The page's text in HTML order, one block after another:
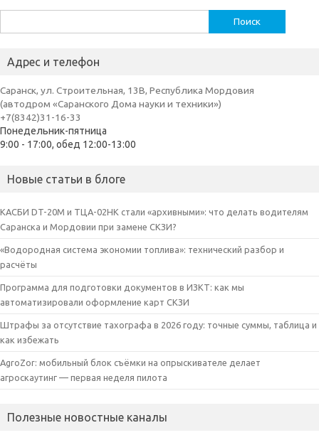
Адрес и телефон
Саранск, ул. Строительная, 13В, Республика Мордовия
(автодром «Саранского Дома науки и техники»)
+7(8342)31-16-33
Понедельник-пятница
9:00 - 17:00, обед 12:00-13:00
Новые статьи в блоге
КАСБИ DT-20M и ТЦА-02НК стали «архивными»: что делать водителям
Саранска и Мордовии при замене СКЗИ?
«Водородная система экономии топлива»: технический разбор и
расчёты
Программа для подготовки документов в ИЗКТ: как мы
автоматизировали оформление карт СКЗИ
Штрафы за отсутствие тахографа в 2026 году: точные суммы, таблица и
как избежать
AgroZor: мобильный блок съёмки на опрыскивателе делает
агроскаутинг — первая неделя пилота
Полезные новостные каналы